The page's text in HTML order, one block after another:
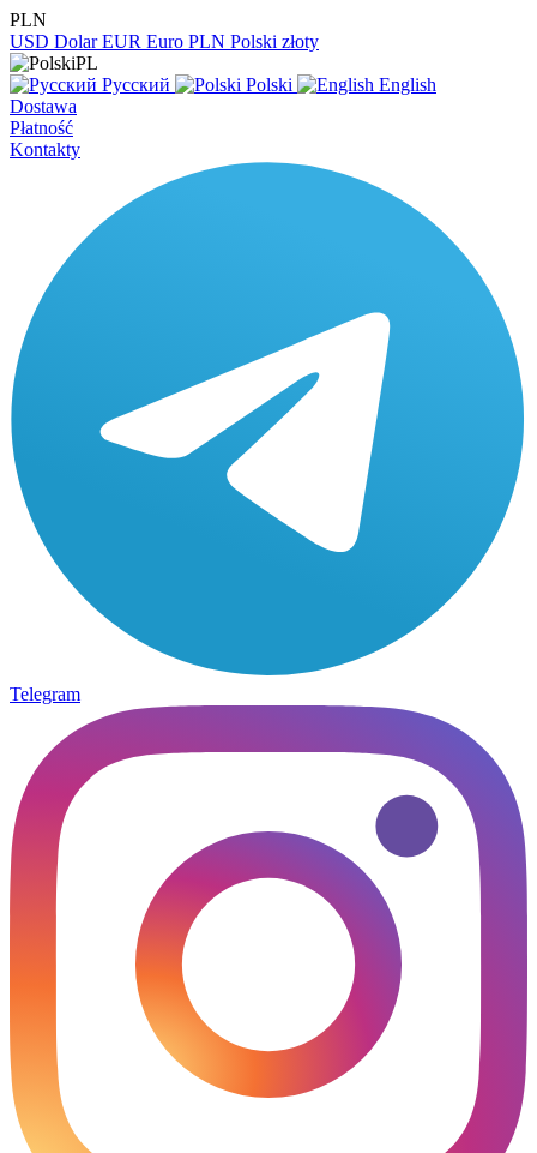
PLN
USD Dolar EUR Euro PLN Polski złoty
PL
Русский
Polski
English
Dostawa
Płatność
Kontakty
Telegram